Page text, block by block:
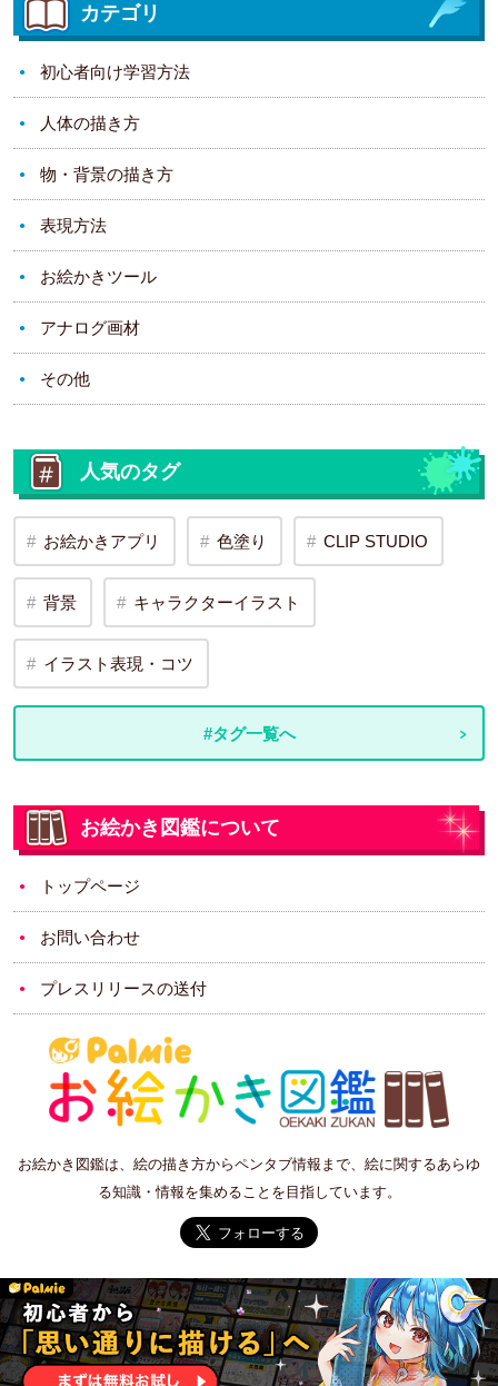
カテゴリ
初心者向け学習方法
人体の描き方
物・背景の描き方
表現方法
お絵かきツール
アナログ画材
その他
人気のタグ
お絵かきアプリ 色塗り CLIP STUDIO
背景 キャラクターイラスト
イラスト表現・コツ
#タグ一覧へ
お絵かき図鑑について
トップページ
お問い合わせ
プレスリリースの送付
お絵かき図鑑は、絵の描き方からペンタブ情報まで、絵に関するあらゆ
る知識・情報を集めることを目指しています。